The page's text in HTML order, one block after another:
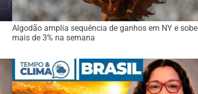
Algodão amplia sequência de ganhos em NY e sobe
mais de 3% na semana